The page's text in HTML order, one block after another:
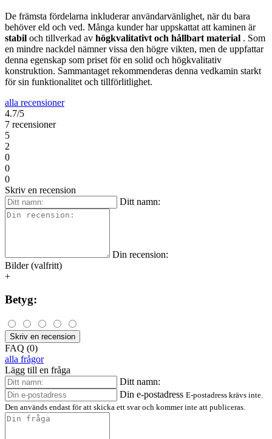
De främsta fördelarna inkluderar användarvänlighet, när du bara
behöver eld och ved. Många kunder har uppskattat att kaminen är
stabil och tillverkad av högkvalitativt och hållbart material . Som
en mindre nackdel nämner vissa den högre vikten, men de uppfattar
denna egenskap som priset för en solid och högkvalitativ
konstruktion. Sammantaget rekommenderas denna vedkamin starkt
för sin funktionalitet och tillförlitlighet.
alla recensioner
4.7/5
7 recensioner
5
2
0
0
0
Skriv en recension
Ditt namn:
Din recension:
Bilder (valfritt)
+
Betyg:
Skriv en recension
FAQ (0)
alla frågor
Lägg till en fråga
Ditt namn:
Din e-postadress E-postadress krävs inte.
Den används endast för att skicka ett svar och kommer inte att publiceras.